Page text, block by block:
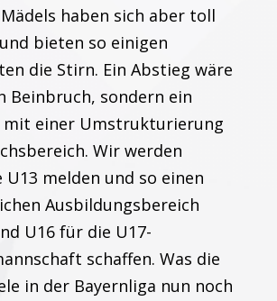
haben sich aber toll
bieten so einigen
die Stirn. Ein Abstieg wäre
Beinbruch, sondern ein
mit einer Umstrukturierung
Wir werden
U13 melden und so einen
Ausbildungsbereich
U16 für die U17-
schaffen. Was die
in der Bayernliga nun noch